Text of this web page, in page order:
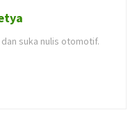
suka nulis otomotif.